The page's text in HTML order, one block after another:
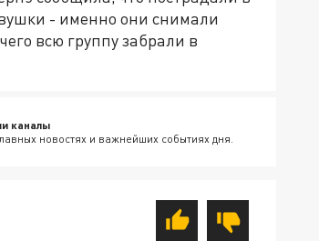
- именно они снимали
всю группу забрали в
каналы
новостях и важнейших событиях дня.